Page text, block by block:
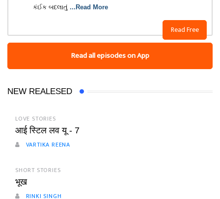
Read Free
કંઈક બદલાતું ...Read More
Read all episodes on App
NEW REALESED
LOVE STORIES
आई स्टिल लव यू - 7
VARTIKA REENA
SHORT STORIES
भूख
RINKI SINGH